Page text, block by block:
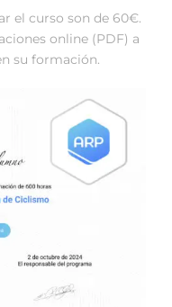
el curso son de 60€.
online (PDF) a
su formación.